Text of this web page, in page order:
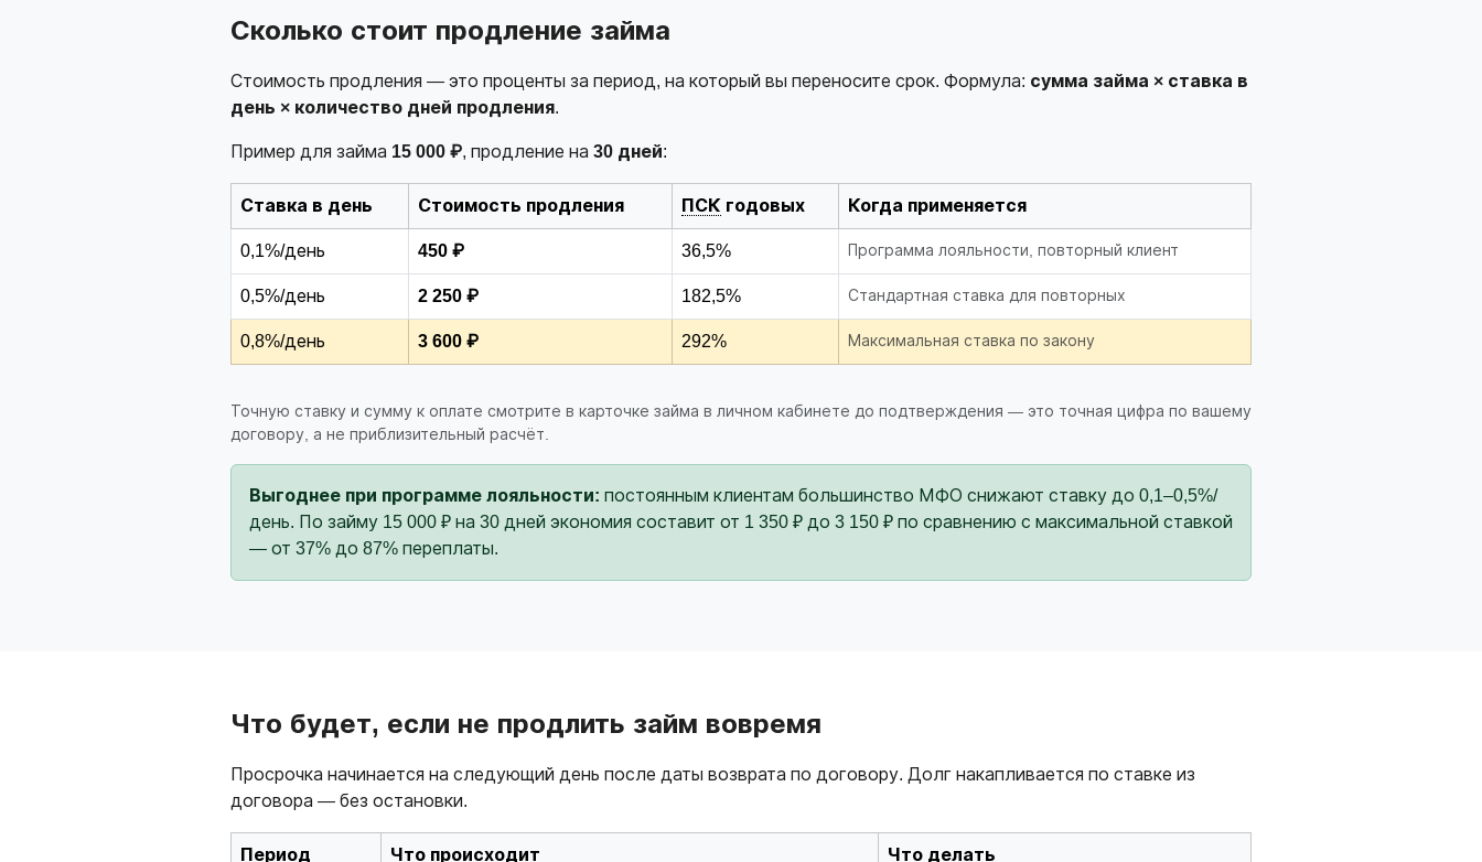
Сколько стоит продление займа
Стоимость продления — это проценты за период, на который вы переносите срок. Формула: сумма займа × ставка в
день × количество дней продления.
Пример для займа 15 000 ₽, продление на 30 дней:
Ставка в день Стоимость продления ПСК годовых Когда применяется
0,1%/день 450 ₽ 36,5% Программа лояльности, повторный клиент
0,5%/день 2 250 ₽ 182,5% Стандартная ставка для повторных
0,8%/день 3 600 ₽ 292% Максимальная ставка по закону
Точную ставку и сумму к оплате смотрите в карточке займа в личном кабинете до подтверждения — это точная цифра по вашему
договору, а не приблизительный расчёт.
Выгоднее при программе лояльности: постоянным клиентам большинство МФО снижают ставку до 0,1–0,5%/
день. По займу 15 000 ₽ на 30 дней экономия составит от 1 350 ₽ до 3 150 ₽ по сравнению с максимальной ставкой
— от 37% до 87% переплаты.
Что будет, если не продлить займ вовремя
Просрочка начинается на следующий день после даты возврата по договору. Долг накапливается по ставке из
договора — без остановки.
Период Что происходит Что делать